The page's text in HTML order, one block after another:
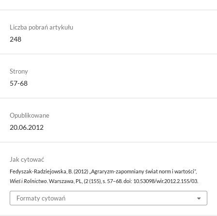
Liczba pobrań artykułu
248
Strony
57-68
Opublikowane
20.06.2012
Jak cytować
Fedyszak-Radziejowska, B. (2012) „Agraryzm-zapomniany świat norm i wartości”,
Wieś i Rolnictwo. Warszawa, PL, (2 (155), s. 57–68. doi: 10.53098/wir.2012.2.155/03.
Formaty cytowań